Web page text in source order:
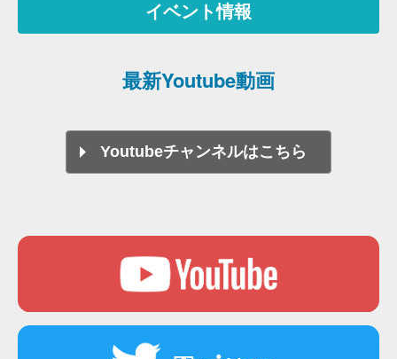
イベント情報
最新Youtube動画
Youtubeチャンネルはこちら